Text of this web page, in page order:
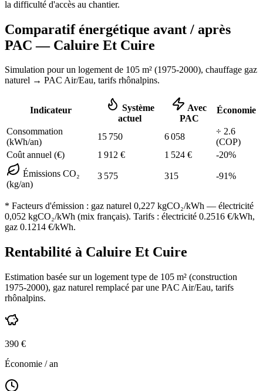
la difficulté d'accès au chantier.
Comparatif énergétique avant / après
PAC — Caluire Et Cuire
Simulation pour un logement de 105 m² (1975-2000), chauffage gaz
naturel → PAC Air/Eau, tarifs rhônalpins.
Indicateur
Système
actuel
Avec
PAC
Économie
Consommation
(kWh/an)
15 750 6 058
÷ 2.6
(COP)
Coût annuel (€)
1 912 € 1 524 € -20%
Émissions CO₂
(kg/an)
3 575 315 -91%
* Facteurs d'émission : gaz naturel 0,227 kgCO₂/kWh — électricité
0,052 kgCO₂/kWh (mix français). Tarifs : électricité 0.2516 €/kWh,
gaz 0.1214 €/kWh.
Rentabilité à Caluire Et Cuire
Estimation basée sur un logement type de 105 m² (construction
1975-2000), gaz naturel remplacé par une PAC Air/Eau, tarifs
rhônalpins.
390 €
Économie / an